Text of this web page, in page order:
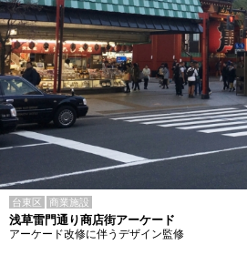
台東区 商業施設
浅草雷門通り商店街アーケード
アーケード改修に伴うデザイン監修